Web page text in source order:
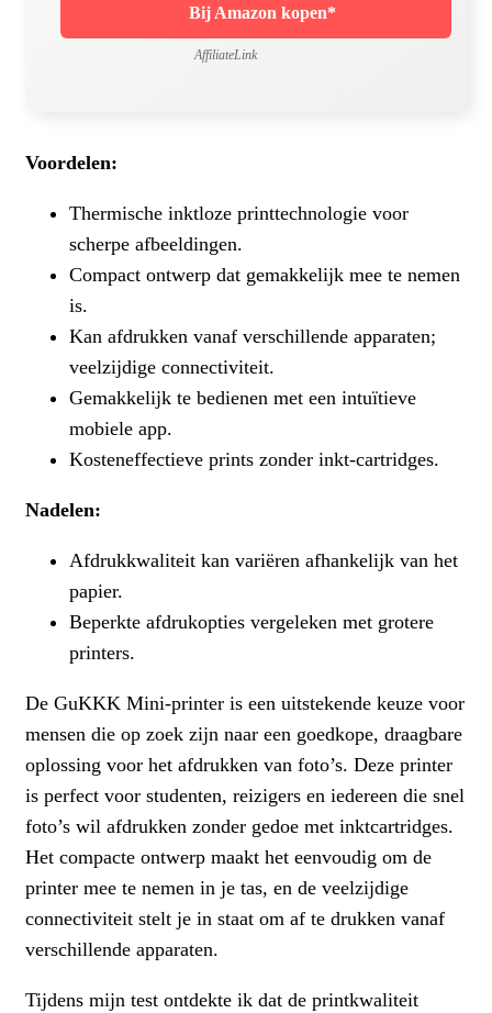
Bij Amazon kopen*
AffiliateLink
Voordelen:
Thermische inktloze printtechnologie voor
scherpe afbeeldingen.
Compact ontwerp dat gemakkelijk mee te nemen
is.
Kan afdrukken vanaf verschillende apparaten;
veelzijdige connectiviteit.
Gemakkelijk te bedienen met een intuïtieve
mobiele app.
Kosteneffectieve prints zonder inkt-cartridges.
Nadelen:
Afdrukkwaliteit kan variëren afhankelijk van het
papier.
Beperkte afdrukopties vergeleken met grotere
printers.
De GuKKK Mini-printer is een uitstekende keuze voor
mensen die op zoek zijn naar een goedkope, draagbare
oplossing voor het afdrukken van foto’s. Deze printer
is perfect voor studenten, reizigers en iedereen die snel
foto’s wil afdrukken zonder gedoe met inktcartridges.
Het compacte ontwerp maakt het eenvoudig om de
printer mee te nemen in je tas, en de veelzijdige
connectiviteit stelt je in staat om af te drukken vanaf
verschillende apparaten.
Tijdens mijn test ontdekte ik dat de printkwaliteit